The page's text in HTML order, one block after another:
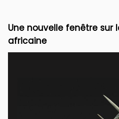
Une nouvelle fenêtre sur
africaine